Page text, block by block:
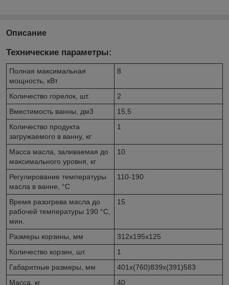
Описание
Технические параметры:
Полная максимальная
мощность, кВт
8
Количество горелок, шт.
2
Вместимость ванны, дм3
15,5
Количество продукта
загружаемого в ванну, кг
1
Масса масла, заливаемая до
максимального уровня, кг
10
Регулирование температуры
масла в ванне, °C
110-190
Время разогрева масла до
рабочей температуры 190 °C,
мин.
15
Размеры корзины, мм
312х195х125
Количество корзин, шт.
1
Габаритные размеры, мм
401х(760)839х(391)583
Масса, кг
40